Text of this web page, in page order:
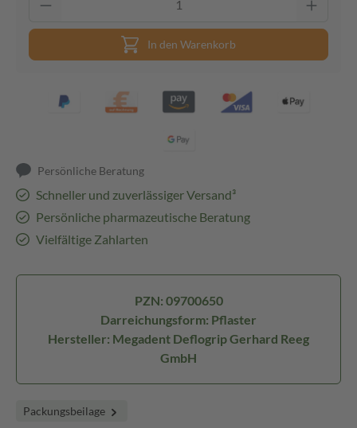
In den Warenkorb
Persönliche Beratung
Schneller und zuverlässiger Versand³
Persönliche pharmazeutische Beratung
Vielfältige Zahlarten
PZN: 09700650
Darreichungsform: Pflaster
Hersteller: Megadent Deflogrip Gerhard Reeg
GmbH
Packungsbeilage